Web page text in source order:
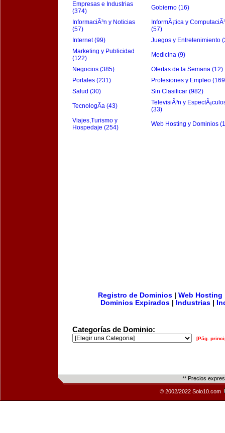
Empresas e Industrias
(374)
Gobierno (16)
InformaciÃ³n y Noticias
(57)
InformÃ¡tica y
(57)
Internet (99)
Juegos y Entretenimiento
Marketing y Publicidad
(122)
Medicina (9)
Negocios (385)
Ofertas de la Semana (12)
Portales (231)
Profesiones y Empleo
Salud (30)
Sin Clasificar (982)
TecnologÃ­a (43)
TelevisiÃ³n y
(33)
Viajes,Turismo y
Hospedaje (254)
Web Hosting y Dominios
Registro de Dominios| Web Hosting
Dominios Expirados
Industrias
Categorías de Dominio:
[Pág.
** Precios
© 2002/2022 Solo10.com